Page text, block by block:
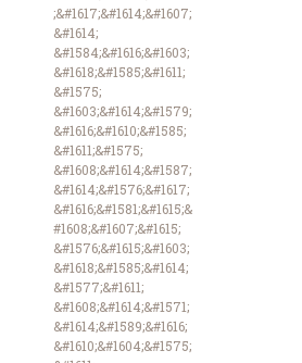
;&#1617;&#1614;&#1607;
&#1614;
&#1584;&#1616;&#1603;
&#1618;&#1585;&#1611;
&#1575;
&#1603;&#1614;&#1579;
&#1616;&#1610;&#1585;
&#1611;&#1575;
&#1608;&#1614;&#1587;
&#1614;&#1576;&#1617;
&#1616;&#1581;&#1615;&
#1608;&#1607;&#1615;
&#1576;&#1615;&#1603;
&#1618;&#1585;&#1614;
&#1577;&#1611;
&#1608;&#1614;&#1571;
&#1614;&#1589;&#1616;
&#1610;&#1604;&#1575;